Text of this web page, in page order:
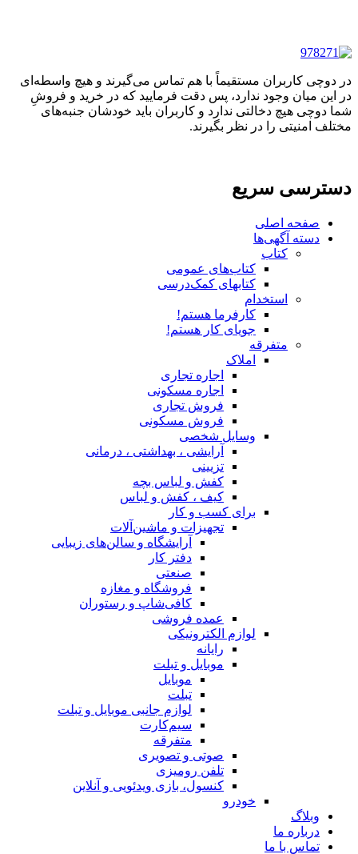
در دوچی کاربران مستقیماً با هم تماس می‌گیرند و هیچ واسطه‌ای
در این میان وجود ندارد، پس دقت فرمایید که در خرید و فروشِ
شما دوچی هیچ دخالتی ندارد و کاربران باید خودشان جنبه‌های
مختلف امنیتی را در نظر بگیرند.
دسترسی سریع
صفحه اصلی
دسته آگهی‌ها
کتاب
کتاب‌های عمومی
کتابهای کمک‌درسی
استخدام
کارفرما هستم!
جویای کار هستم!
متفرقه
املاک
اجاره تجاری
اجاره مسکونی
فروش تجاری
فروش مسکونی
وسایل شخصی
آرایشی ، بهداشتی ، درمانی
تزیینی
کفش و لباس بچه
کیف ، کفش و لباس
برای کسب و کار
تجهیزات و ماشین‌آلات
آرایشگاه و سالن‌های زیبایی
دفتر کار
صنعتی
فروشگاه و مغازه
کافی‌شاپ و رستوران
عمده فروشی
لوازم الکترونیکی
رایانه
موبایل و تبلت
موبایل
تبلت
لوازم جانبی موبایل و تبلت
سیم‌کارت
متفرقه
صوتی و تصویری
تلفن رومیزی
کنسول، بازی‌ ویدئویی و آنلاین
خودرو
وبلاگ
درباره ما
تماس با ما